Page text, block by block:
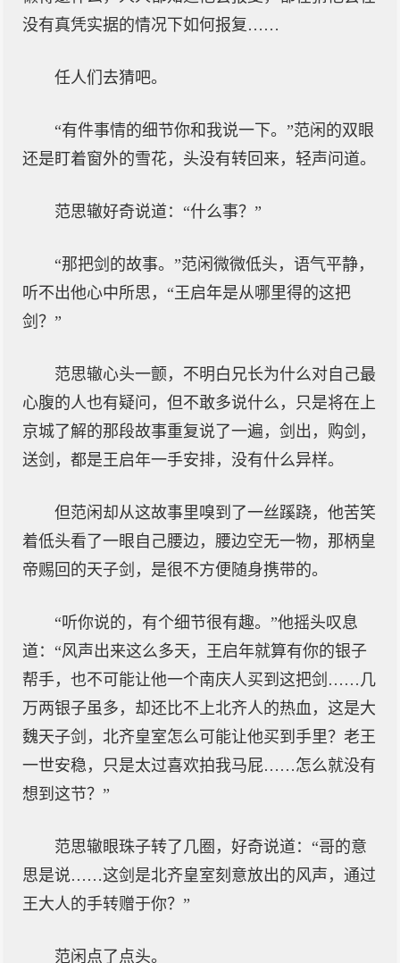
没有真凭实据的情况下如何报复……
任人们去猜吧。
“有件事情的细节你和我说一下。”范闲的双眼
还是盯着窗外的雪花，头没有转回来，轻声问道。
范思辙好奇说道：“什么事？”
“那把剑的故事。”范闲微微低头，语气平静，
听不出他心中所思，“王启年是从哪里得的这把
剑？”
范思辙心头一颤，不明白兄长为什么对自己最
心腹的人也有疑问，但不敢多说什么，只是将在上
京城了解的那段故事重复说了一遍，剑出，购剑，
送剑，都是王启年一手安排，没有什么异样。
但范闲却从这故事里嗅到了一丝蹊跷，他苦笑
着低头看了一眼自己腰边，腰边空无一物，那柄皇
帝赐回的天子剑，是很不方便随身携带的。
“听你说的，有个细节很有趣。”他摇头叹息
道：“风声出来这么多天，王启年就算有你的银子
帮手，也不可能让他一个南庆人买到这把剑……几
万两银子虽多，却还比不上北齐人的热血，这是大
魏天子剑，北齐皇室怎么可能让他买到手里？老王
一世安稳，只是太过喜欢拍我马屁……怎么就没有
想到这节？”
范思辙眼珠子转了几圈，好奇说道：“哥的意
思是说……这剑是北齐皇室刻意放出的风声，通过
王大人的手转赠于你？”
范闲点了点头。